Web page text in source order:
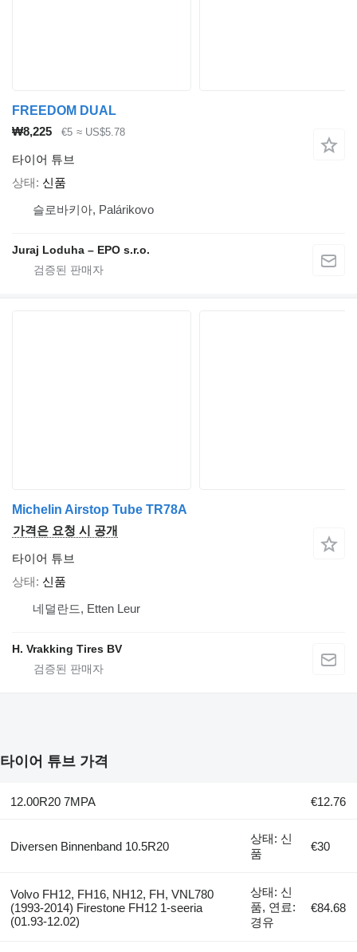
FREEDOM DUAL
₩8,225
€5 ≈ US$5.78
타이어 튜브
상태
신품
슬로바키아, Palárikovo
Juraj Loduha – EPO s.r.o.
Michelin Airstop Tube TR78A
가격은 요청 시 공개
타이어 튜브
상태
신품
네덜란드, Etten Leur
H. Vrakking Tires BV
타이어 튜브 가격
12.00R20 7MPA €12.76
Diversen Binnenband 10.5R20
상태: 신
품
€30
Volvo FH12, FH16, NH12, FH, VNL780
(1993-2014) Firestone FH12 1-seeria
(01.93-12.02)
상태: 신
품, 연료:
경유
€84.68